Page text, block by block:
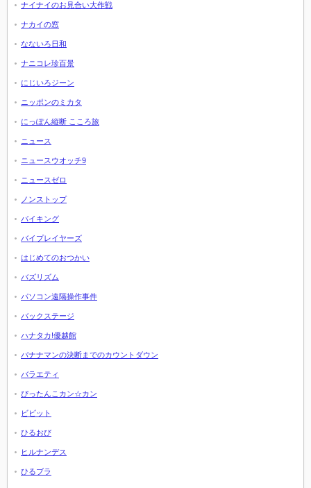
ナイナイのお見合い大作戦
ナカイの窓
なないろ日和
ナニコレ珍百景
にじいろジーン
ニッポンのミカタ
にっぽん縦断 こころ旅
ニュース
ニュースウオッチ9
ニュースゼロ
ノンストップ
バイキング
バイプレイヤーズ
はじめてのおつかい
バズリズム
パソコン遠隔操作事件
バックステージ
ハナタカ!優越館
バナナマンの決断までのカウントダウン
バラエティ
ぴったんこカン☆カン
ビビット
ひるおび
ヒルナンデス
ひるブラ